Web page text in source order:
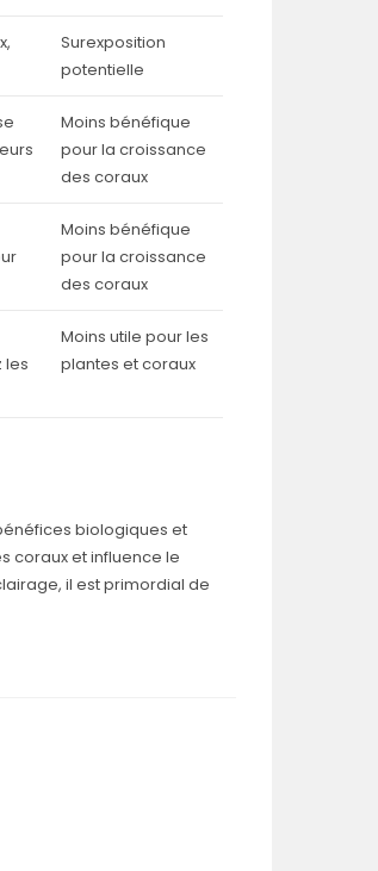
Surexposition
potentielle
Moins bénéfique
pour la croissance
des coraux
Moins bénéfique
pour la croissance
des coraux
les
Moins utile pour les
plantes et coraux
biologiques et
coraux et influence le
il est primordial de